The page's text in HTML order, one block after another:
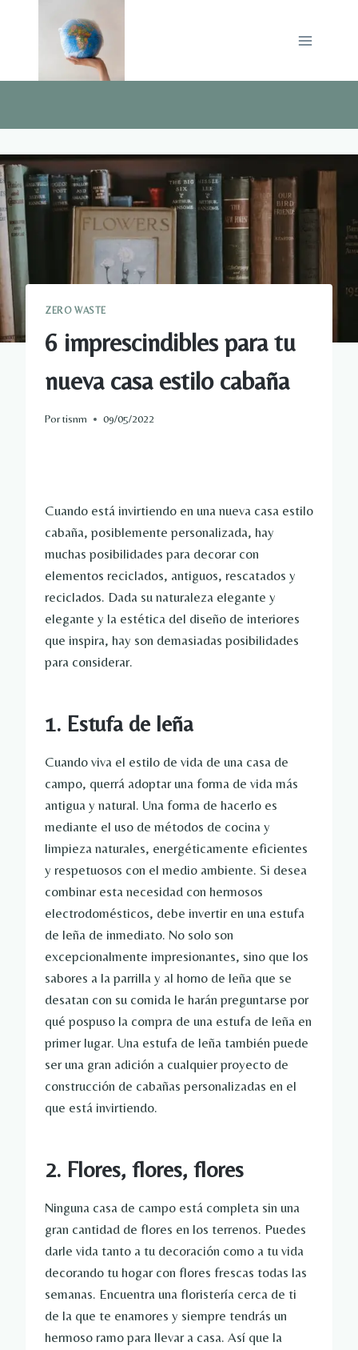
ZERO WASTE
6 imprescindibles para tu
nueva casa estilo cabaña
Portisnm 09/05/2022
Cuando está invirtiendo en una nueva casa estilo
cabaña, posiblemente personalizada, hay
muchas posibilidades para decorar con
elementos reciclados, antiguos, rescatados y
reciclados. Dada su naturaleza elegante y
elegante y la estética del diseño de interiores
que inspira, hay son demasiadas posibilidades
para considerar.
1. Estufa de leña
Cuando viva el estilo de vida de una casa de
campo, querrá adoptar una forma de vida más
antigua y natural. Una forma de hacerlo es
mediante el uso de métodos de cocina y
limpieza naturales, energéticamente eficientes
y respetuosos con el medio ambiente. Si desea
combinar esta necesidad con hermosos
electrodomésticos, debe invertir en una estufa
de leña de inmediato. No solo son
excepcionalmente impresionantes, sino que los
sabores a la parrilla y al horno de leña que se
desatan con su comida le harán preguntarse por
qué pospuso la compra de una estufa de leña en
primer lugar. Una estufa de leña también puede
ser una gran adición a cualquier proyecto de
construcción de cabañas personalizadas en el
que está invirtiendo.
2. Flores, flores, flores
Ninguna casa de campo está completa sin una
gran cantidad de flores en los terrenos. Puedes
darle vida tanto a tu decoración como a tu vida
decorando tu hogar con flores frescas todas las
semanas. Encuentra una floristería cerca de ti
de la que te enamores y siempre tendrás un
hermoso ramo para llevar a casa. Así que la